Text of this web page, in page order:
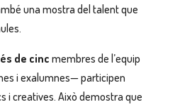
una mostra del talent que
de cincmembres de l’equip
i exalumnes— participen
i creatives. Això demostra que